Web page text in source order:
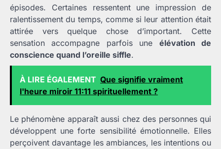
épisodes. Certaines ressentent une impression de
ralentissement du temps, comme si leur attention était
attirée vers quelque chose d’important. Cette
sensation accompagne parfois une élévation de
conscience quand l’oreille siffle.
À LIRE ÉGALEMENT Que signifie vraiment
l'heure miroir 11:11 spirituellement ?
Le phénomène apparaît aussi chez des personnes qui
développent une forte sensibilité émotionnelle. Elles
perçoivent davantage les ambiances, les intentions ou